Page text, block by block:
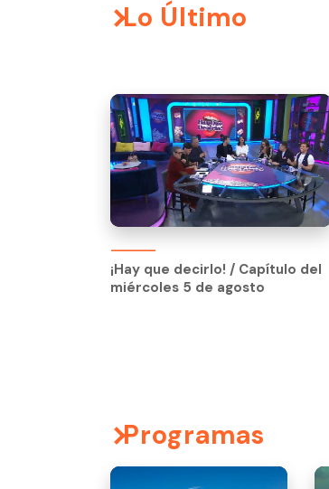
Lo Último
¡Hay que decirlo! / Capítulo del
miércoles 5 de agosto
¡Hay que decirlo! / Capítulo del
miércoles 5 de agosto
Programas